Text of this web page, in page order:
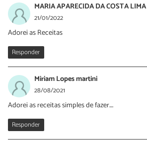
MARIA APARECIDA DA COSTA LIMA
21/01/2022
Adorei as Receitas
Responder
Miriam Lopes martini
28/08/2021
Adorei as receitas simples de fazer....
Responder